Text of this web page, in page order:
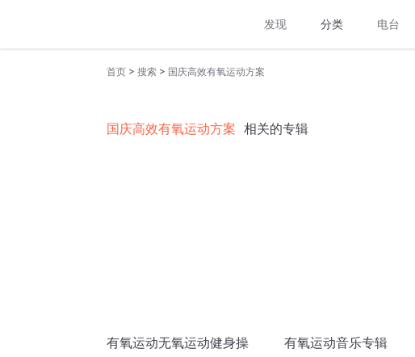
发现 分类 电台
首页 > 搜索 > 国庆高效有氧运动方案
国庆高效有氧运动方案 相关的专辑
有氧运动无氧运动健身操 有氧运动音乐专辑